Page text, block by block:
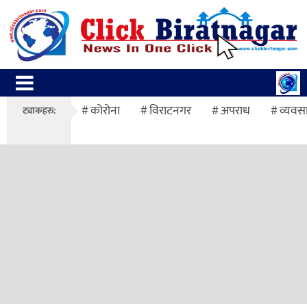
ट्याकहरु: कोरोना विराटनगर अपराध